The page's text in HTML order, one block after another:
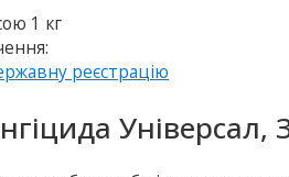
1 кг
реєстрацію
Універсал,